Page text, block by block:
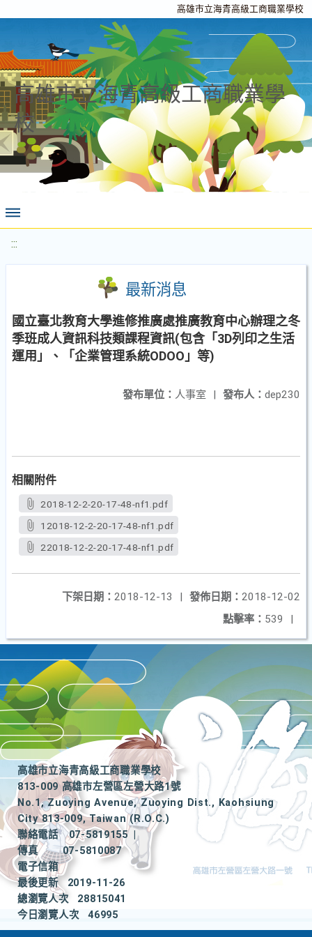
高雄市立海青高級工商職業學校
高雄市立海青高級工商職業學
校
:::
最新消息
國立臺北教育大學進修推廣處推廣教育中心辦理之冬
季班成人資訊科技類課程資訊(包含「3D列印之生活
運用」、「企業管理系統ODOO」等)
發布人： dep230
發布單位： 人事室 |
相關附件
2018-12-2-20-17-48-nf1.pdf
12018-12-2-20-17-48-nf1.pdf
22018-12-2-20-17-48-nf1.pdf
發佈日期： 2018-12-02
下架日期： 2018-12-13
|
點擊率： 539 |
高雄市立海青高級工商職業學校
813-009 高雄市左營區左營大路1號
No.1, Zuoying Avenue, Zuoying Dist., Kaohsiung
City 813-009, Taiwan (R.O.C.)
聯絡電話
07-5819155
|
傳真
07-5810087
電子信箱
最後更新
2019-11-26
總瀏覽人次
28815041
今日瀏覽人次
46995